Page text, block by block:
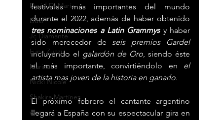
David DeMaría
Duki
Jc Diamante
Luna Zuazu
Marina
Nicki Nicole
Shakira Martínez
wos
festivales más importantes del mundo
tres nominaciones a Latin Grammys y haber
sido merecedor de seis premios Gardel
incluyendo el galardón de Oro, siendo éste
el más importante, convirtiéndolo en el
artista mas joven de la historia en ganarlo.
El próximo febrero el cantante argentino
llegará a España con su espectacular gira en